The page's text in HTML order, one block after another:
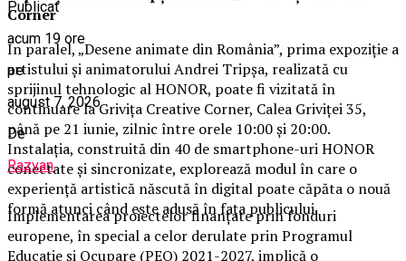
Corner
În paralel, „Desene animate din România”, prima expoziție a
artistului și animatorului Andrei Tripșa, realizată cu
sprijinul tehnologic al HONOR, poate fi vizitată în
continuare la Grivița Creative Corner, Calea Griviței 35,
până pe 21 iunie, zilnic între orele 10:00 și 20:00.
Instalația, construită din 40 de smartphone-uri HONOR
conectate și sincronizate, explorează modul în care o
experiență artistică născută în digital poate căpăta o nouă
formă atunci când este adusă în fața publicului.
Publicat
acum 19 ore
pe
august 7, 2026
De
Razvan
Implementarea proiectelor finanțate prin fonduri
europene, în special a celor derulate prin Programul
Educație și Ocupare (PEO) 2021-2027, implică o